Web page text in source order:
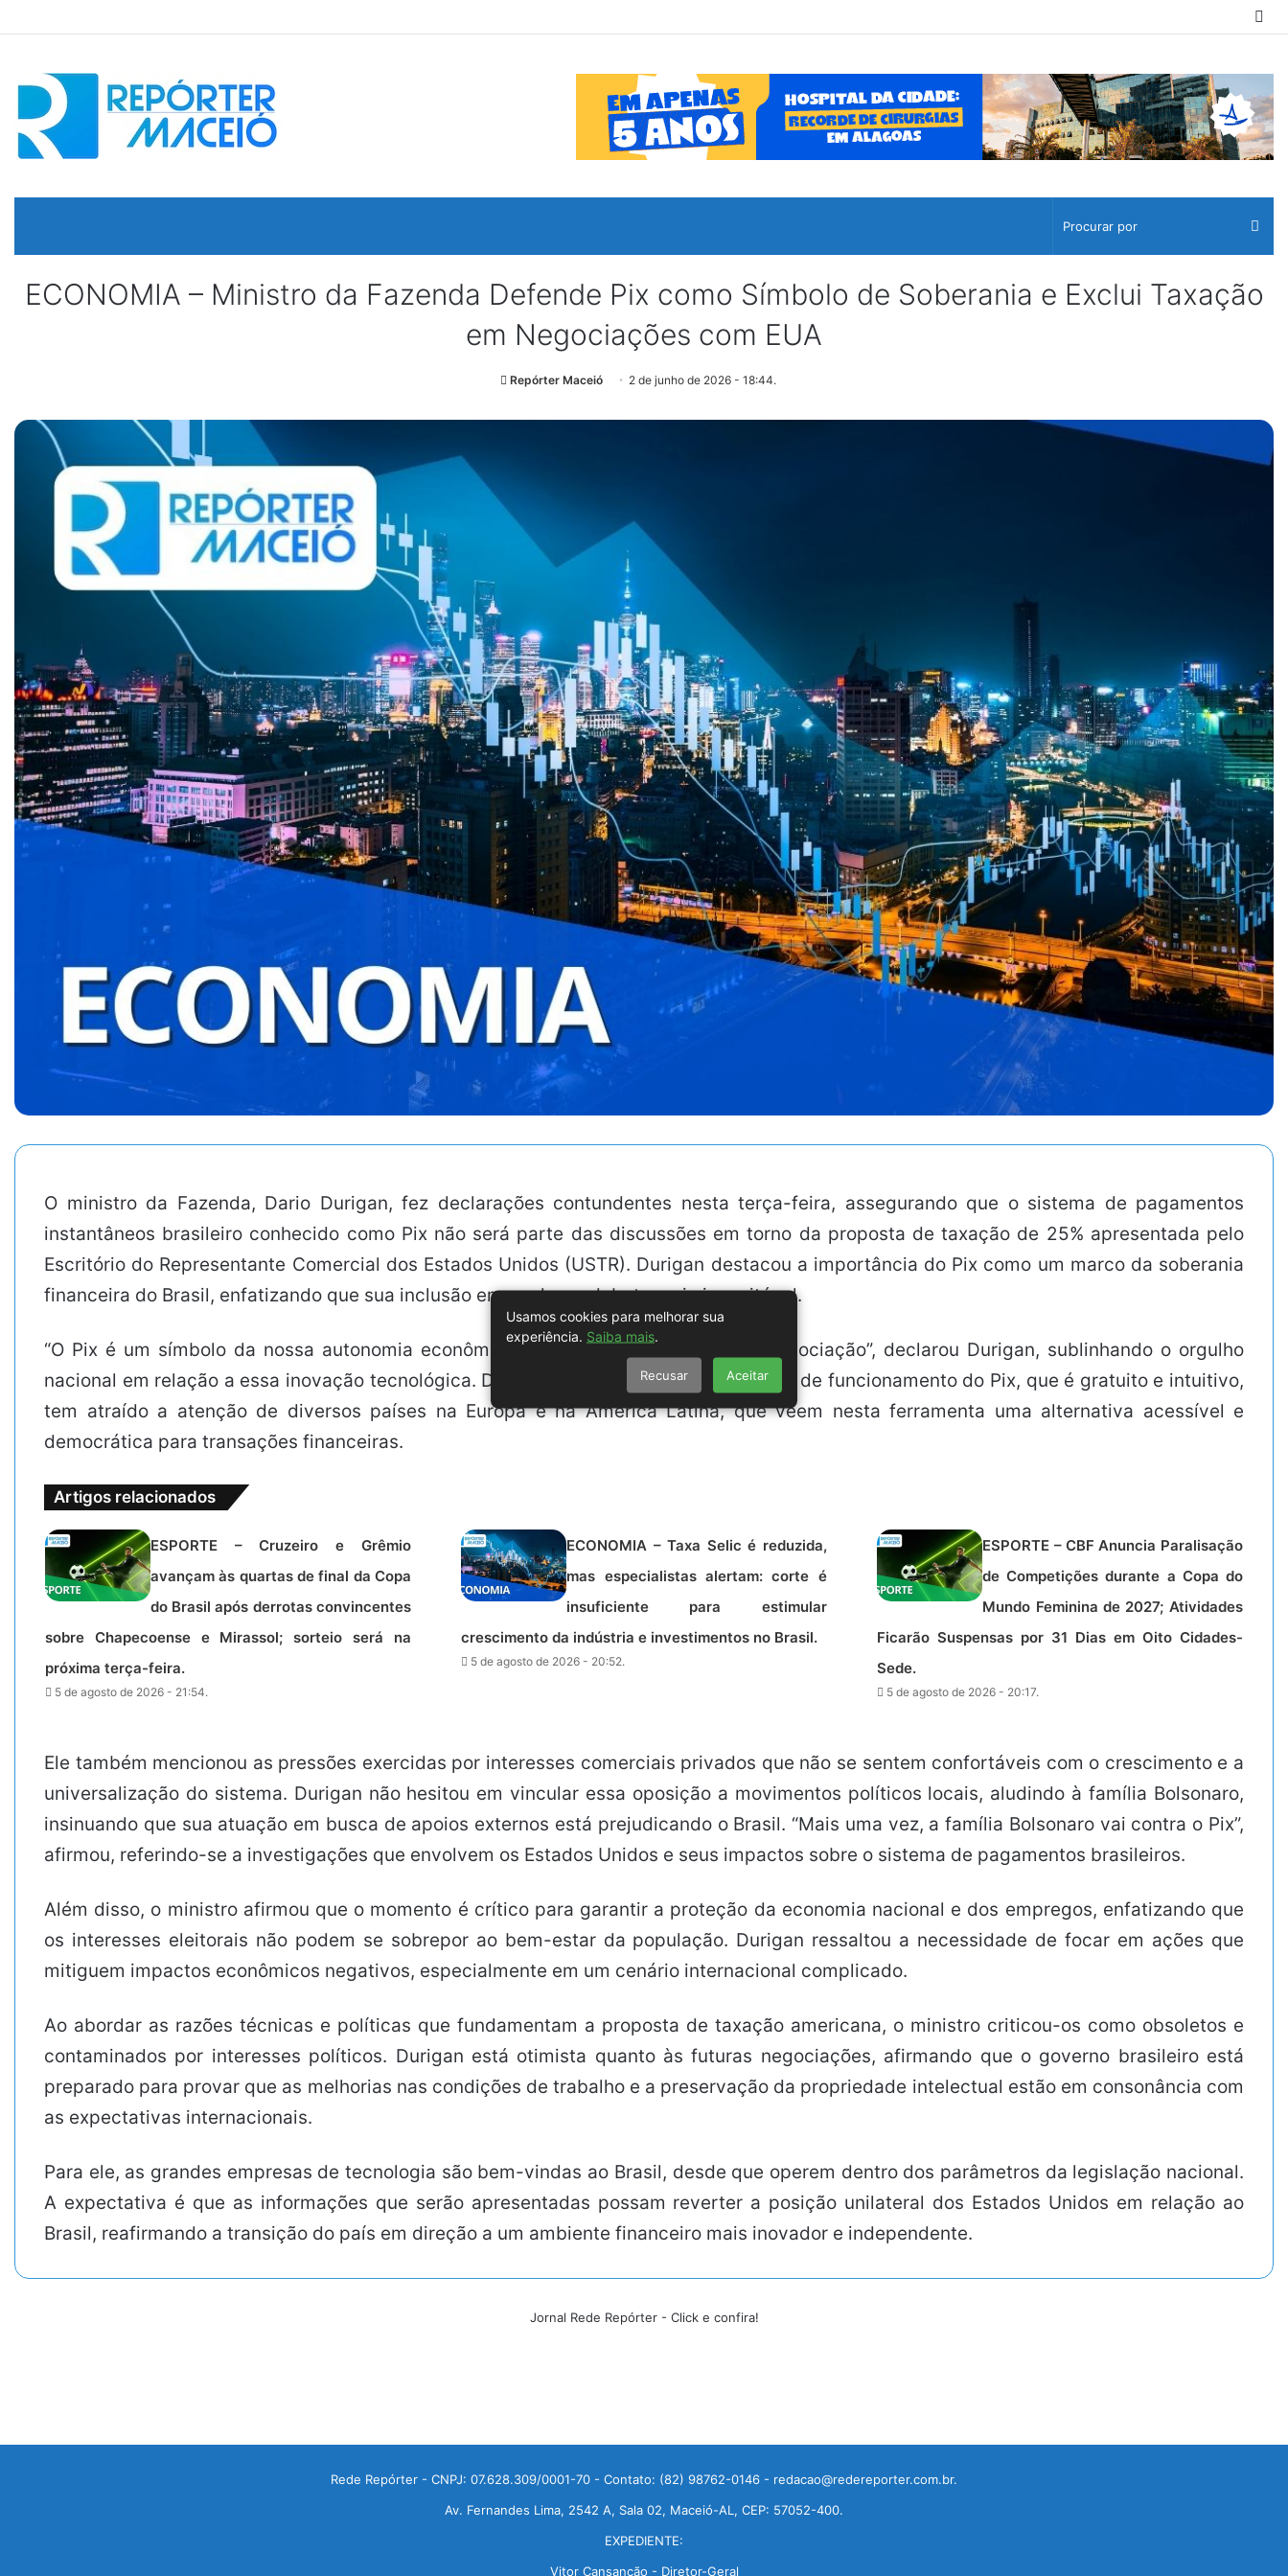
ECONOMIA – Ministro da Fazenda Defende Pix como Símbolo de Soberania e Exclui Taxação
em Negociações com EUA
Repórter Maceió 2 de junho de 2026 - 18:44.
O ministro da Fazenda, Dario Durigan, fez declarações contundentes nesta terça-feira, assegurando que o sistema de pagamentos
instantâneos brasileiro conhecido como Pix não será parte das discussões em torno da proposta de taxação de 25% apresentada pelo
Escritório do Representante Comercial dos Estados Unidos (USTR). Durigan destacou a importância do Pix como um marco da soberania
financeira do Brasil, enfatizando que sua inclusão em qualquer debate seria inaceitável.
“O Pix é um símbolo da nossa autonomia econômica e não está em pauta para negociação”, declarou Durigan, sublinhando o orgulho
nacional em relação a essa inovação tecnológica. De acordo com o ministro, o modelo de funcionamento do Pix, que é gratuito e intuitivo,
tem atraído a atenção de diversos países na Europa e na América Latina, que veem nesta ferramenta uma alternativa acessível e
democrática para transações financeiras.
Artigos relacionados
ESPORTE – Cruzeiro e Grêmio
avançam às quartas de final da Copa
do Brasil após derrotas convincentes
sobre Chapecoense e Mirassol; sorteio será na
próxima terça-feira.
5 de agosto de 2026 - 21:54.
ECONOMIA – Taxa Selic é reduzida,
mas especialistas alertam: corte é
insuficiente para estimular
crescimento da indústria e investimentos no Brasil.
5 de agosto de 2026 - 20:52.
ESPORTE – CBF Anuncia Paralisação
de Competições durante a Copa do
Mundo Feminina de 2027; Atividades
Ficarão Suspensas por 31 Dias em Oito Cidades-
Sede.
5 de agosto de 2026 - 20:17.
Ele também mencionou as pressões exercidas por interesses comerciais privados que não se sentem confortáveis com o crescimento e a
universalização do sistema. Durigan não hesitou em vincular essa oposição a movimentos políticos locais, aludindo à família Bolsonaro,
insinuando que sua atuação em busca de apoios externos está prejudicando o Brasil. “Mais uma vez, a família Bolsonaro vai contra o Pix”,
afirmou, referindo-se a investigações que envolvem os Estados Unidos e seus impactos sobre o sistema de pagamentos brasileiros.
Além disso, o ministro afirmou que o momento é crítico para garantir a proteção da economia nacional e dos empregos, enfatizando que
os interesses eleitorais não podem se sobrepor ao bem-estar da população. Durigan ressaltou a necessidade de focar em ações que
mitiguem impactos econômicos negativos, especialmente em um cenário internacional complicado.
Ao abordar as razões técnicas e políticas que fundamentam a proposta de taxação americana, o ministro criticou-os como obsoletos e
contaminados por interesses políticos. Durigan está otimista quanto às futuras negociações, afirmando que o governo brasileiro está
preparado para provar que as melhorias nas condições de trabalho e a preservação da propriedade intelectual estão em consonância com
as expectativas internacionais.
Para ele, as grandes empresas de tecnologia são bem-vindas ao Brasil, desde que operem dentro dos parâmetros da legislação nacional.
A expectativa é que as informações que serão apresentadas possam reverter a posição unilateral dos Estados Unidos em relação ao
Brasil, reafirmando a transição do país em direção a um ambiente financeiro mais inovador e independente.
Jornal Rede Repórter - Click e confira!
Rede Repórter - CNPJ: 07.628.309/0001-70 - Contato: (82) 98762-0146 - redacao@redereporter.com.br.
Av. Fernandes Lima, 2542 A, Sala 02, Maceió-AL, CEP: 57052-400.
EXPEDIENTE:
Vitor Cansanção - Diretor-Geral
Usamos cookies para melhorar sua
experiência. Saiba mais
Recusar Aceitar